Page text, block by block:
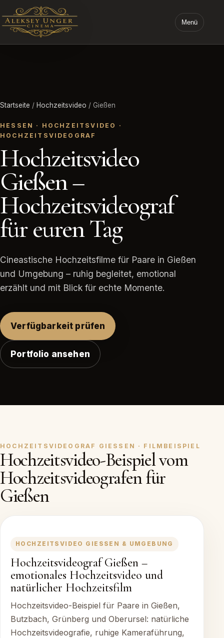
STARTSEITE ALEKSEY UNGER CINEMA Menü
Startseite / Hochzeitsvideo / Gießen
HESSEN · HOCHZEITSVIDEO ·
HOCHZEITSVIDEOGRAF
Hochzeitsvideo
Gießen –
Hochzeitsvideograf
für euren Tag
Cineastische Hochzeitsfilme für Paare in Gießen
und Umgebung – ruhig begleitet, emotional
erzählt und mit Blick für echte Momente.
Verfügbarkeit prüfen
Portfolio ansehen
HOCHZEITSVIDEOGRAF GIESSEN · FILMBEISPIEL
Hochzeitsvideo-Beispiel vom
Hochzeitsvideografen für
Gießen
HOCHZEITSVIDEO GIESSEN & UMGEBUNG
Hochzeitsvideograf Gießen –
emotionales Hochzeitsvideo und
natürlicher Hochzeitsfilm
Hochzeitsvideo-Beispiel für Paare in Gießen,
Butzbach, Grünberg und Oberursel: natürliche
Hochzeitsvideografie, ruhige Kameraführung,